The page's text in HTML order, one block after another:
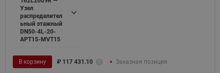
Узел
распределител
ьный этажный
DN50-4L-20-
APT15-MVT15
В корзину ₽ 117 431.10 Заказная позиция